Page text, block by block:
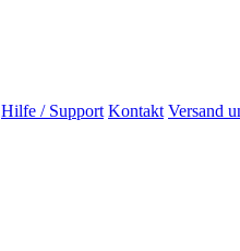
Hilfe / Support Kontakt Versand